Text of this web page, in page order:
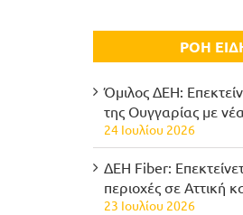
ΡΟΗ
Όμιλος ΔΕΗ:
της Ουγγαρίας με
24 Ιουλίου 2026
ΔΕΗ Fiber:
περιοχές σε Αττική
23 Ιουλίου 2026